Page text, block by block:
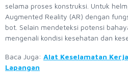
selama proses konstruksi. Untuk
Augmented Reality (AR) dengan
bot. Selain mendeteksi potensi
mengenali kondisi kesehatan dan
Baca Juga: Alat Keselamatan
Lapangan